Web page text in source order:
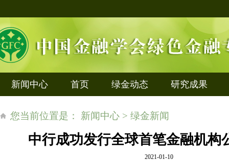
新闻中心 首页 绿金动态 研究成果
您当前位置是： 新闻中心 > 绿金新闻
中行成功发行全球首笔金融机构
2021-01-10